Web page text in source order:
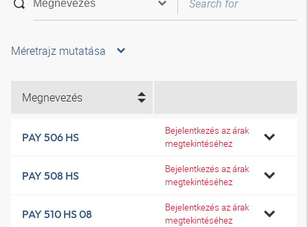
Méretrajz mutatása
Megnevezés
PAY 506 HS
Bejelentkezés az árak
megtekintéséhez
PAY 508 HS
Bejelentkezés az árak
megtekintéséhez
PAY 510 HS 08
Bejelentkezés az árak
megtekintéséhez